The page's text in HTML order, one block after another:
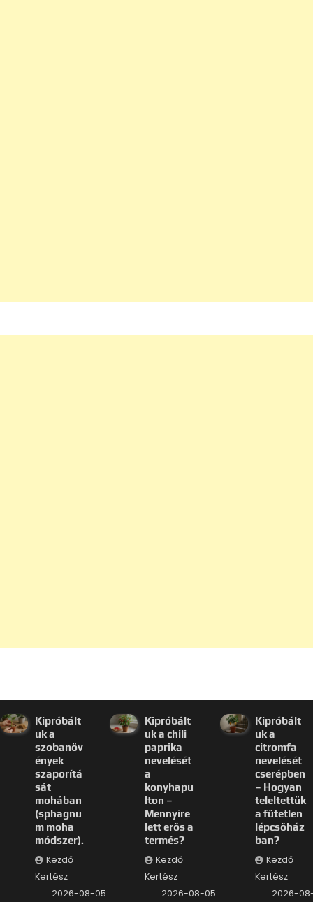
Kipróbált
uk a
szobanöv
ények
szaporítá
sát
mohában
(sphagnu
m moha
módszer).
Kezdő
Kertész
2026-08-05
Kipróbált
uk a chili
paprika
nevelését
a
konyhapu
lton –
Mennyire
lett erős a
termés?
Kezdő
Kertész
2026-08-05
Kipróbált
uk a
citromfa
nevelését
cserépben
– Hogyan
teleltettük
a fűtetlen
lépcsőház
ban?
Kezdő
Kertész
2026-